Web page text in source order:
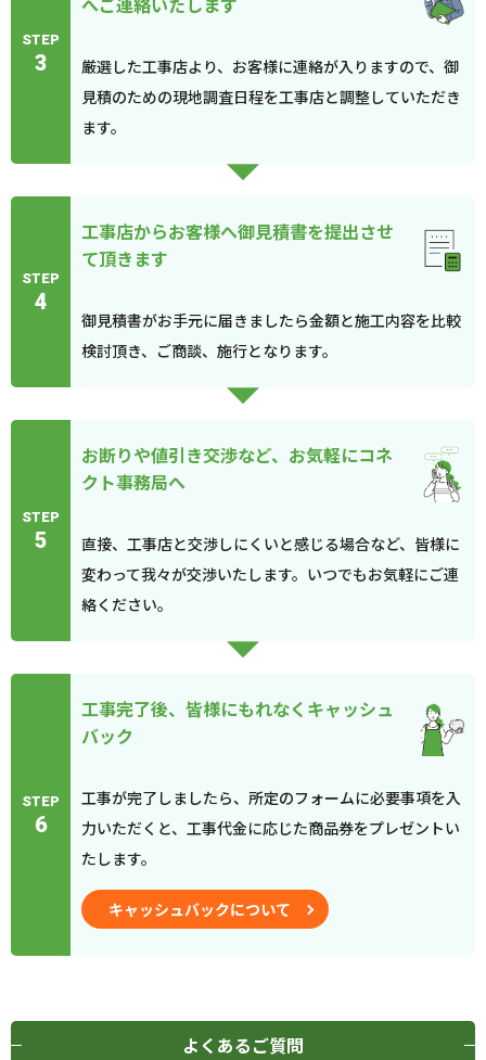
STEP
3
厳選した工事店より、お客様に連絡が入りますので、御
見積のための現地調査日程を工事店と調整していただき
ます。
STEP
4
工事店からお客様へ御見積書を提出させ
て頂きます
御見積書がお手元に届きましたら金額と施工内容を比較
検討頂き、ご商談、施行となります。
STEP
5
お断りや値引き交渉など、お気軽にコネ
クト事務局へ
直接、工事店と交渉しにくいと感じる場合など、皆様に
変わって我々が交渉いたします。いつでもお気軽にご連
絡ください。
STEP
6
工事完了後、皆様にもれなくキャッシュ
バック
工事が完了しましたら、所定のフォームに必要事項を入
力いただくと、工事代金に応じた商品券をプレゼントい
たします。
キャッシュバックについて
よくあるご質問